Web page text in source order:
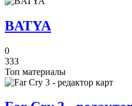
BATYA
0
333
Топ материалы